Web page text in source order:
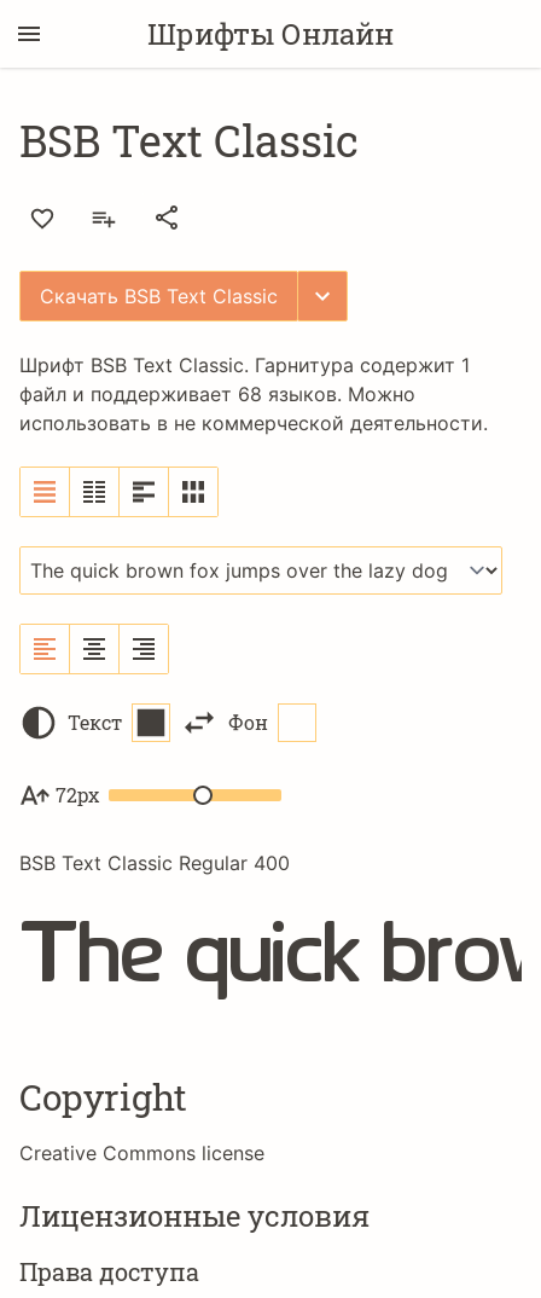
Шрифты Онлайн
BSB Text Classic
Скачать BSB Text Classic
Шрифт BSB Text Classic. Гарнитура содержит 1
файл и поддерживает 68 языков. Можно
использовать в не коммерческой деятельности.
Текст Фон
72px
BSB Text Classic Regular 400
The quick
Copyright
Creative Commons license
Лицензионные условия
Права доступа